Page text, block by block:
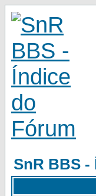
SnR BBS